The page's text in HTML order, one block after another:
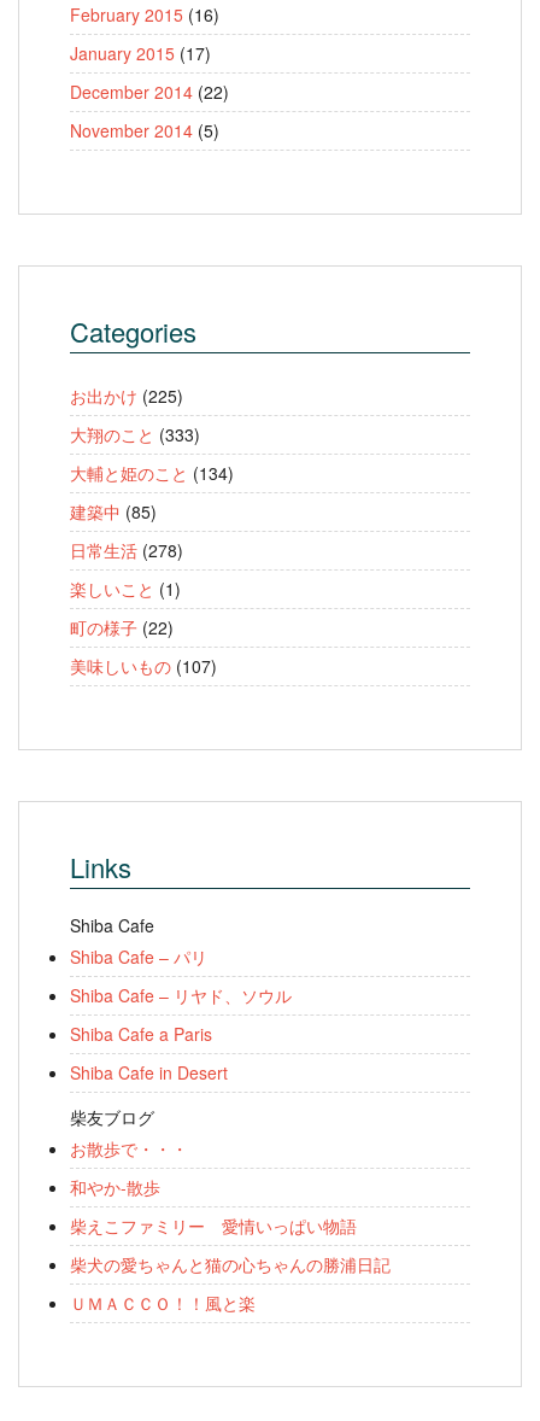
February 2015 (16)
January 2015 (17)
December 2014 (22)
November 2014 (5)
Categories
お出かけ (225)
大翔のこと (333)
大輔と姫のこと (134)
建築中 (85)
日常生活 (278)
楽しいこと (1)
町の様子 (22)
美味しいもの (107)
Links
Shiba Cafe
Shiba Cafe – パリ
Shiba Cafe – リヤド、ソウル
Shiba Cafe a Paris
Shiba Cafe in Desert
柴友ブログ
お散歩で・・・
和やか-散歩
柴えこファミリー 愛情いっぱい物語
柴犬の愛ちゃんと猫の心ちゃんの勝浦日記
ＵＭＡＣＣＯ！！風と楽